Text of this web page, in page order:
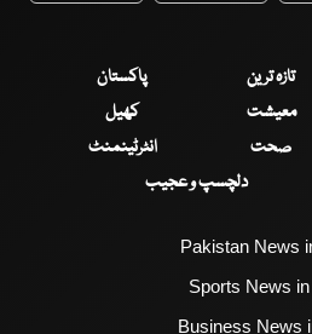
تازہ ترین
پاکستان
معیشت
کھیل
صحت
انٹرٹینمنٹ
دلچسپ و عجیب
Pakistan News
Sports News
Business News